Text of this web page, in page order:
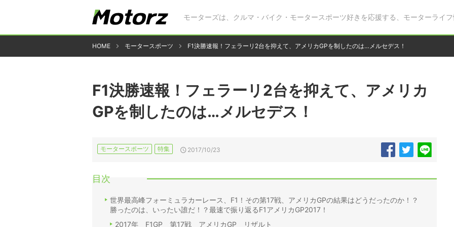
モーターズは、クルマ・バイク・モータースポーツ好きを応援する、モーターライフ
HOME モータースポーツ F1決勝速報！フェラーリ2台を抑えて、アメリカGPを制したのは…メルセデス！
F1決勝速報！フェラーリ2台を抑えて、アメリカ
GPを制したのは…メルセデス！
モータースポーツ 特集 2017/10/23
目次
世界最高峰フォーミュラカーレース、F1！その第17戦、アメリカGPの結果はどうだったのか！？
勝ったのは、いったい誰だ！？最速で振り返るF1アメリカGP2017！
2017年 F1GP 第17戦 アメリカGP リザルト